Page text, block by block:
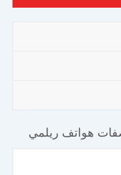
هواتف ريلمي